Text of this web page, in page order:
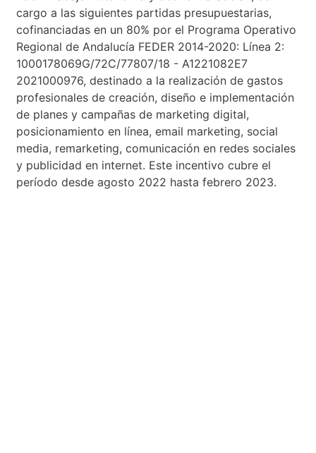
cargo a las siguientes partidas presupuestarias,
cofinanciadas en un 80% por el Programa Operativo
Regional de Andalucía FEDER 2014-2020: Línea 2:
1000178069G/72C/77807/18 - A1221082E7
2021000976, destinado a la realización de gastos
profesionales de creación, diseño e implementación
de planes y campañas de marketing digital,
posicionamiento en línea, email marketing, social
media, remarketing, comunicación en redes sociales
y publicidad en internet. Este incentivo cubre el
período desde agosto 2022 hasta febrero 2023.